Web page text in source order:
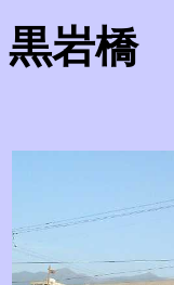
黒岩橋